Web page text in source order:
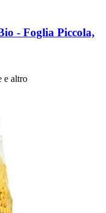
-​ Foglia Piccola,
e altro